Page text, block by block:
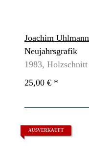
Joachim Uhlmann
Neujahrsgrafik
1983, Holzschnitt
25,00 € *
AUSVERKAUFT